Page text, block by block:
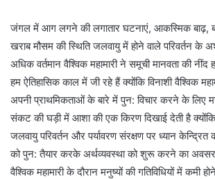
जंगल में आग लगने की लगातार घटनाएं, आकस्मिक बाढ़,
खराब मौसम की स्थिति जलवायु में होने वाले परिवर्तन
अधिक वर्तमान वैश्विक महामारी ने समूची मानवता की
हम ऐतिहासिक काल में जी रहे हैं क्योंकि विनाशी वैश्विक
अपनी प्राथमिकताओं के बारे में पुन: विचार करने के लिए
संकट की घड़ी में आशा की एक किरण दिखाई देती है क्योंकि
जलवायु परिवर्तन और पर्यावरण संरक्षण पर ध्यान
को पुन: तैयार करके अर्थव्यवस्था को शुरू करने का
वैश्विक महामारी के दौरान मनुष्यों की गतिविधियों में कमी